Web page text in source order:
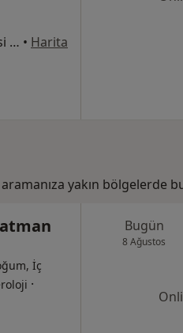
Diclekent Mahallesi Kayapınar Caddesi No:80, Kayapınar • Harita
yakın bölgelerde
İç
·
Bugün
8 Ağustos